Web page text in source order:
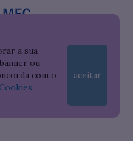
a sua
ou
com o
aceitar
no Sistema do e-MEC